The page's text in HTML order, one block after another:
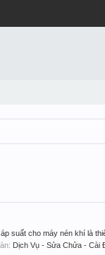
suất cho máy nén khí là
Dịch Vụ - Sửa Chửa - Cài